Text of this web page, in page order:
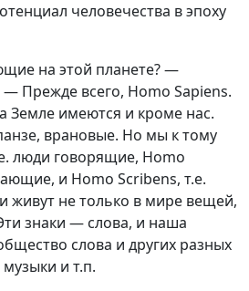
человечества в эпоху
на этой планете? —
Прежде всего, Homo Sapiens.
Земле имеются и кроме нас.
врановые. Но мы к тому
люди говорящие, Homo
и Homo Scribens, т.е.
не только в мире вещей,
знаки — слова, и наша
слова и других разных
и т.п.